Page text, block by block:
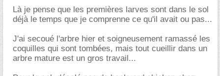
Là je pense que les premières larves sont dans le sol
déjà le temps que je comprenne ce qu'il avait ou pas...
J'ai secoué l'arbre hier et soigneusement ramassé les
coquilles qui sont tombées, mais tout cueillir dans un
arbre mature est un gros travail...